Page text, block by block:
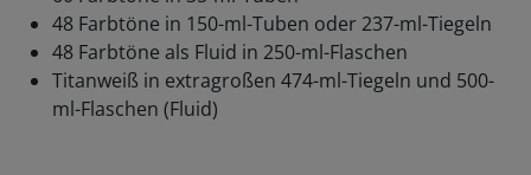
48 Farbtöne in 150-ml-Tuben oder 237-ml-Tiegeln
48 Farbtöne als Fluid in 250-ml-Flaschen
Titanweiß in extragroßen 474-ml-Tiegeln und 500-
ml-Flaschen (Fluid)